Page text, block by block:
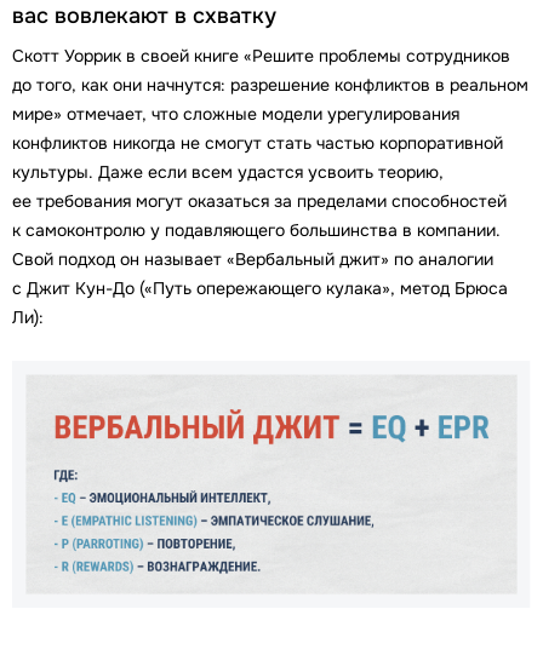
вас вовлекают в схватку
Скотт Уоррик в своей книге «Решите проблемы сотрудников
до того, как они начнутся: разрешение конфликтов в реальном
мире» отмечает, что сложные модели урегулирования
конфликтов никогда не смогут стать частью корпоративной
культуры. Даже если всем удастся усвоить теорию,
ее требования могут оказаться за пределами способностей
к самоконтролю у подавляющего большинства в компании.
Свой подход он называет «Вербальный джит» по аналогии
с Джит Кун-До («Путь опережающего кулака», метод Брюса
Ли):